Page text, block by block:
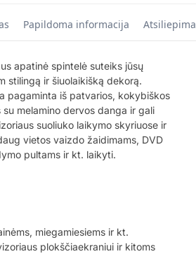
Papildoma informacija
apatinė spintelė suteiks jūsų
stilingą ir šiuolaikišką dekorą.
pagaminta iš patvarios, kokybiškos
melamino dervos danga ir gali
suoliuko laikymo skyriuose ir
vietos vaizdo žaidimams, DVD
pultams ir kt. laikyti.
miegamiesiems ir kt.
plokščiaekraniui ir kitoms